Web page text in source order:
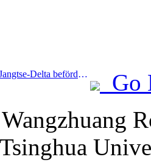
Prev:Die Eisenbahn im Jangtse-Delta beförderte während der Maifeiertage über 21,38 Millionen Fahrgäste.
Go